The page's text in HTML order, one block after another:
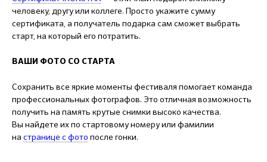
человеку, другу или коллеге. Просто укажите сумму
сертификата, а получатель подарка сам сможет выбрать
старт, на который его потратить.
ВАШИ ФОТО СО СТАРТА
Сохранить все яркие моменты фестиваля помогает команда
профессиональных фотографов. Это отличная возможность
получить на память крутые снимки высоко качества.
Вы найдете их по стартовому номеру или фамилии
на странице с фото после гонки.